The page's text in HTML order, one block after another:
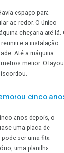
Pequenas
no layout.
estava perfeito.
e
foi como a
clima de
porta alguns
A parede